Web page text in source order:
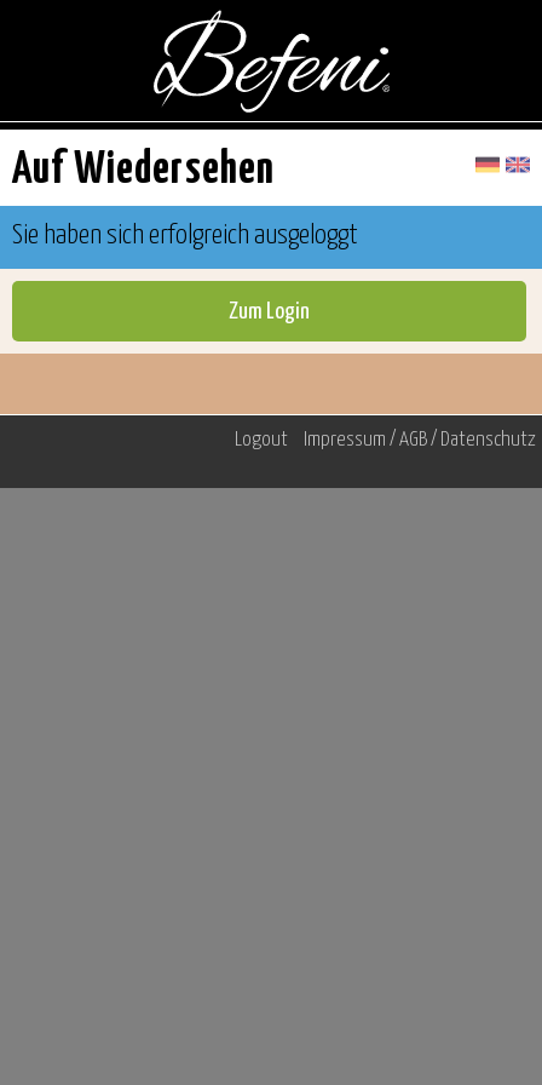
Auf Wiedersehen
Sie haben sich erfolgreich ausgeloggt
Logout Impressum / AGB / Datenschutz